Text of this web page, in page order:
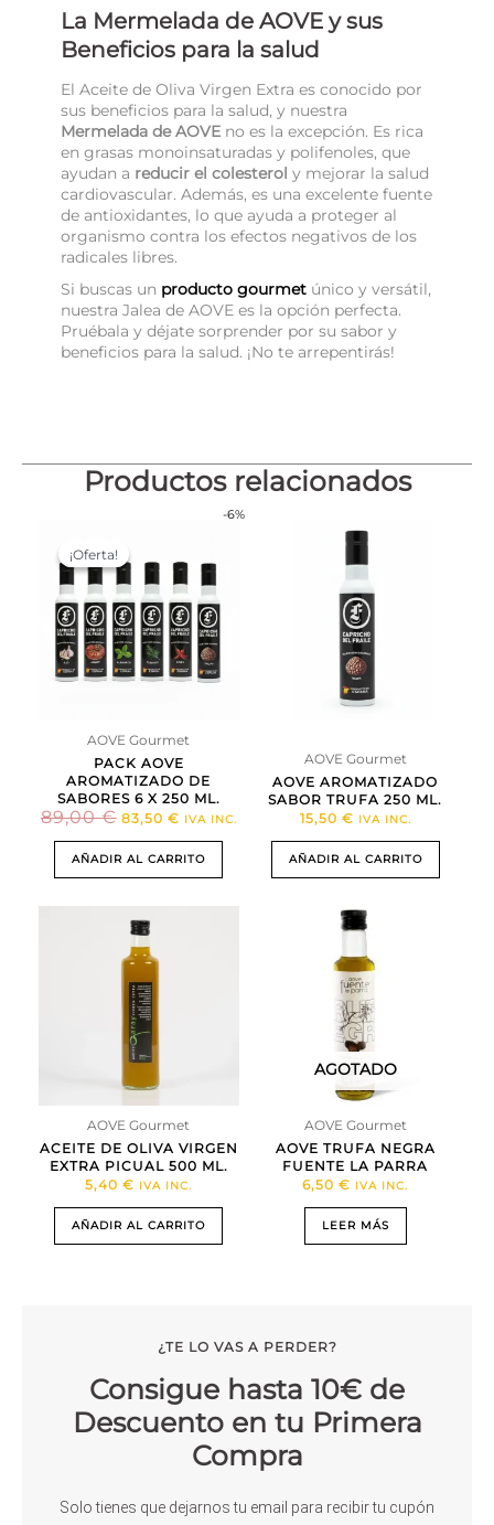
La Mermelada de AOVE y sus
Beneficios para la salud
El Aceite de Oliva Virgen Extra es conocido por
sus beneficios para la salud, y nuestra
Mermelada de AOVE no es la excepción. Es rica
en grasas monoinsaturadas y polifenoles, que
ayudan a reducir el colesterol y mejorar la salud
cardiovascular. Además, es una excelente fuente
de antioxidantes, lo que ayuda a proteger al
organismo contra los efectos negativos de los
radicales libres.
Si buscas un producto gourmet único y versátil,
nuestra Jalea de AOVE es la opción perfecta.
Pruébala y déjate sorprender por su sabor y
beneficios para la salud. ¡No te arrepentirás!
Productos relacionados
¡Oferta!
-6%
¡Oferta!
AOVE Gourmet
PACK AOVE
AROMATIZADO DE
SABORES 6 X 250 ML.
89,00€
ORIGINAL
ERA:
89,00 €.
83,50 €
ACTUAL
ES:
83,50 €.
IVA INC.
AÑADIR AL CARRITO
AOVE Gourmet
AOVE AROMATIZADO
SABOR TRUFA 250 ML.
15,50 € IVA INC.
AÑADIR AL CARRITO
AOVE Gourmet
ACEITE DE OLIVA VIRGEN
EXTRA PICUAL 500 ML.
5,40€ IVA INC.
AÑADIR AL CARRITO
AGOTADO
AOVE Gourmet
AOVE TRUFA NEGRA
FUENTE LA PARRA
6,50€ IVA INC.
LEER MÁS
¿TE LO VAS A PERDER?
Consigue hasta 10€ de
Descuento en tu Primera
Compra
Solo tienes que dejarnos tu email para recibir tu cupón
VERIFICA TU EDAD
TENGO MÁS DE 18 AÑOS
SOY MENOR DE EDAD